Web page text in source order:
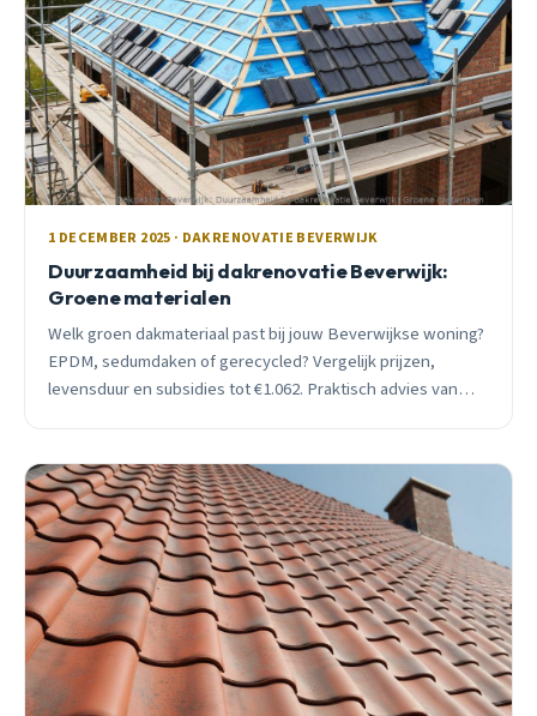
1 DECEMBER 2025 · DAKRENOVATIE BEVERWIJK
Duurzaamheid bij dakrenovatie Beverwijk:
Groene materialen
Welk groen dakmateriaal past bij jouw Beverwijkse woning?
EPDM, sedumdaken of gerecycled? Vergelijk prijzen,
levensduur en subsidies tot €1.062. Praktisch advies van